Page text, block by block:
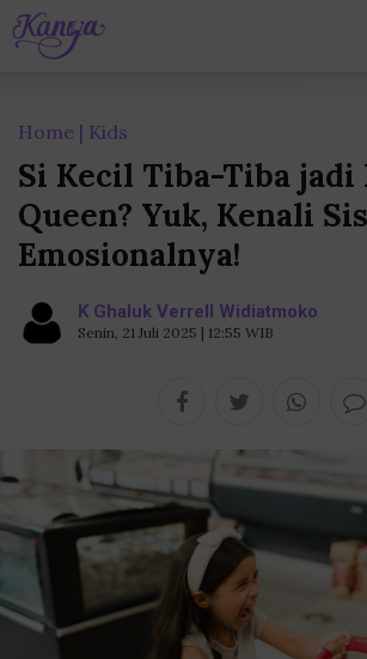
Home Kids
Si Kecil Tiba-Tiba jadi
Queen? Yuk, Kenali
Emosionalnya!
K Ghaluk Verrell Widiatmoko
Senin, 21 Juli 2025 | 12:55 WIB